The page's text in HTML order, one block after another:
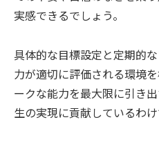
実感できるでしょう。
具体的な目標設定と定期的
力が適切に評価される環境
ークな能力を最大限に引き
生の実現に貢献しているわけ